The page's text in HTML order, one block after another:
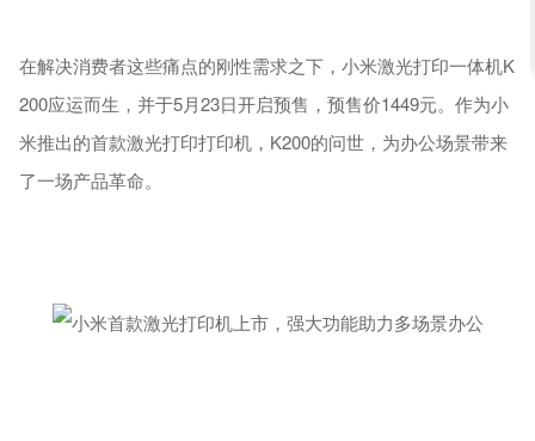
在解决消费者这些痛点的刚性需求之下，小米激光打印一体机K
200应运而生，并于5月23日开启预售，预售价1449元。作为小
米推出的首款激光打印打印机，K200的问世，为办公场景带来
了一场产品革命。